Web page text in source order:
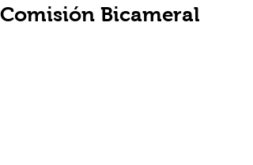
Comisión Bicameral